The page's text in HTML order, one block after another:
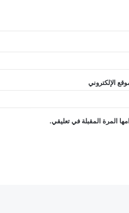
الإلكتروني
المرة المقبلة في تعليقي.